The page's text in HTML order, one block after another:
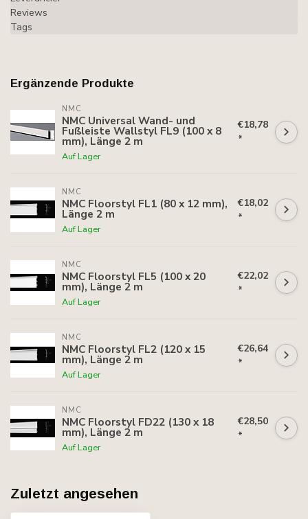
Reviews
Tags
Ergänzende Produkte
NMC
NMC Universal Wand- und
Fußleiste Wallstyl FL9 (100 x 8
mm), Länge 2 m
Auf Lager
€18,78
*
NMC
NMC Floorstyl FL1 (80 x 12 mm),
Länge 2 m
Auf Lager
€18,02
*
NMC
NMC Floorstyl FL5 (100 x 20
mm), Länge 2 m
Auf Lager
€22,02
*
NMC
NMC Floorstyl FL2 (120 x 15
mm), Länge 2 m
Auf Lager
€26,64
*
NMC
NMC Floorstyl FD22 (130 x 18
mm), Länge 2 m
Auf Lager
€28,50
*
Zuletzt angesehen